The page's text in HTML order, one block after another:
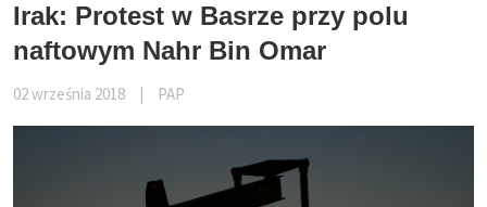
Irak: Protest w Basrze przy polu
naftowym Nahr Bin Omar
02 września 2018 PAP